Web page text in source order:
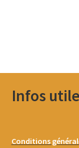
Infos
Conditions